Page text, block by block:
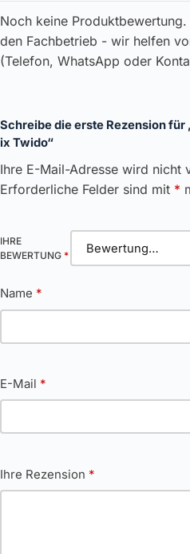
Noch keine
den Fachbetrieb - wir helfen
(Telefon, WhatsApp oder
Schreibe die erste Rezension für
ix Twido“
Ihre E-Mail-Adresse wird nicht
Erforderliche Felder sind mit *
IHRE
BEWERTUNG *
Name *
E-Mail *
Ihre Rezension *